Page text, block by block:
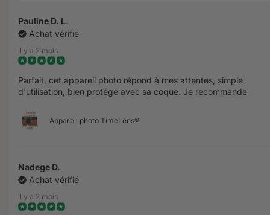
Pauline D. L.
Achat vérifié
il y a 2 mois
Parfait, cet appareil photo répond à mes attentes, simple
d'utilisation, bien protégé avec sa coque. Je recommande
Appareil photo TimeLens®
Nadege D.
Achat vérifié
il y a 2 mois